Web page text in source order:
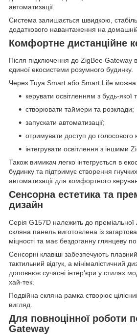
автоматизації.
Система залишається швидкою,
додаткового навантаження на
Комфортне дистанційне
Після підключення до ZigBee Gateway
єдиної екосистеми розумного будинку.
Через Tuya Smart або Smart Life можна:
керувати освітленням з будь-якої
створювати таймери та розклади;
запускати автоматизації;
отримувати доступ до голосового
інтегрувати освітлення з іншими
Також вимикач легко інтегрується в
будинку та підтримує створення
автоматизації для комфортного
Сенсорна естетика та
дизайн
Серія G157D належить до преміальної
скляна панель виготовлена із
міцності та має бездоганну глянцеву
Сенсорні клавіші забезпечують
тактильний відгук, а мінімалістичний
доповнює сучасні інтер'єри у стилях
хай-тек.
Подвійна скляна рамка створює
вигляд.
Для повноцінної роботи
Gateway